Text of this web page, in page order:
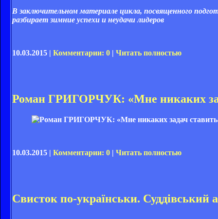
В заключительном материале цикла, посвященного
разбирает зимние успехи и неудачи лидеров
10.03.2015 | Комментарии: 0 | Читать полностью
Роман ГРИГОРЧУК: «Мне никаких
10.03.2015 | Комментарии: 0 | Читать полностью
Свисток по-українськи. Суддівський